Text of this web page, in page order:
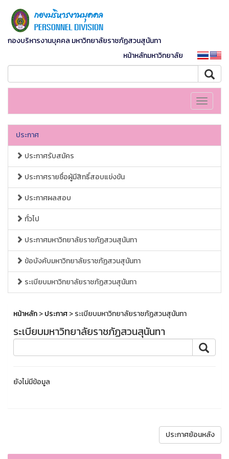
กองบริหารงานบุคคล มหาวิทยาลัยราชภัฏสวนสุนันทา
หน้าหลักมหาวิทยาลัย
Toggle
ประกาศ
ประกาศรับสมัคร
ประกาศรายชื่อผู้มีสิทธิ์สอบแข่งขัน
ประกาศผลสอบ
ทั่วไป
ประกาศมหาวิทยาลัยราชภัฏสวนสุนันทา
ข้อบังคับมหาวิทยาลัยราชภัฏสวนสุนันทา
ระเบียบมหาวิทยาลัยราชภัฏสวนสุนันทา
หน้าหลัก>ประกาศ> ระเบียบมหาวิทยาลัยราชภัฏสวนสุนันทา
ระเบียบมหาวิทยาลัยราชภัฏสวนสุนันทา
ยังไม่มีข้อมูล
ประกาศย้อนหลัง